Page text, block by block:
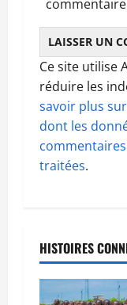
Ce site utilise
réduire les
savoir plus
dont les
traitées.
HISTOIRES